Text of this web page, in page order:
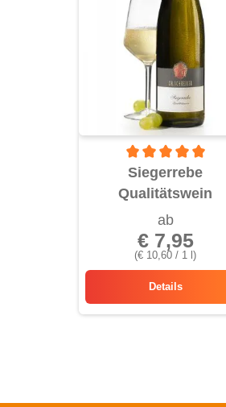
Durchschnittliche
Siegerrebe
Qualitätswein
(€ 10,60 / 1 l)
ab
€ 7,95
Details
Siegerrebe